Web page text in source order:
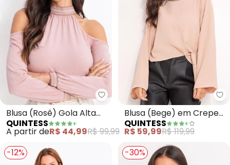
Quintess - Blusa (Rosê) Gola
Blusa (Rosê) Gola Alta
com Ombros a Mostra
QUINTESS
A partir deR$ 44,99R$ 99,99
Blusa (Bege) em Crepe
Plano
QUINTESS
R$ 59,99R$ 119,99
-12%
-30%